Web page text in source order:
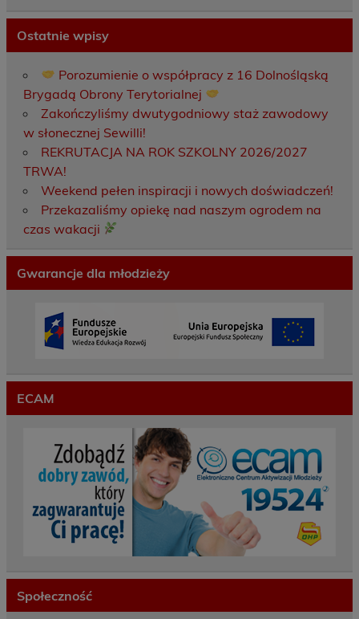
Ostatnie wpisy
Porozumienie o współpracy z 16 Dolnośląską
Brygadą Obrony Terytorialnej
Zakończyliśmy dwutygodniowy staż zawodowy
w słonecznej Sewilli!
REKRUTACJA NA ROK SZKOLNY 2026/2027
TRWA!
Weekend pełen inspiracji i nowych doświadczeń!
Przekazaliśmy opiekę nad naszym ogrodem na
czas wakacji
Gwarancje dla młodzieży
ECAM
Społeczność